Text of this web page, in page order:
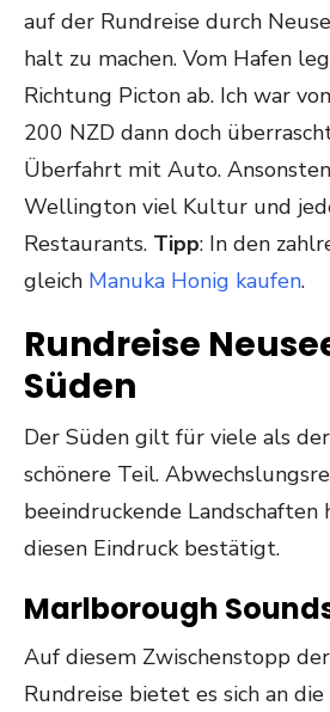
auf der Rundreise durch
halt zu machen. Vom Hafen
Richtung Picton ab. Ich war
200 NZD dann doch
Überfahrt mit Auto.
Wellington viel Kultur und
Restaurants. Tipp: In den
gleich Manuka Honig kaufen.
Rundreise
Süden
Der Süden gilt für viele als
schönere Teil.
beeindruckende Landschaften
diesen Eindruck bestätigt.
Marlborough
Auf diesem Zwischenstopp
Rundreise bietet es sich an